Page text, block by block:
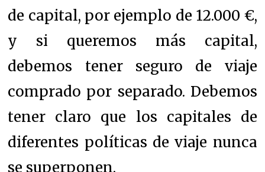
de capital, por ejemplo de 12.000 €,
y si queremos más capital,
debemos tener seguro de viaje
comprado por separado. Debemos
tener claro que los capitales de
diferentes políticas de viaje nunca
se superponen.